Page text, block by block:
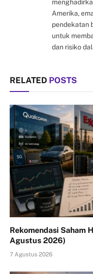
Amerika,
pendekatan
untuk
dan risiko
RELATED POSTS
Rekomendasi Saham
Agustus 2026)
7 Agustus 2026